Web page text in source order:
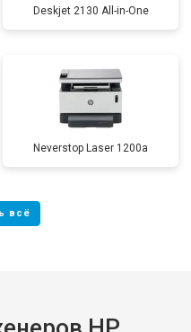
Deskjet 2130 All-in-One
Neverstop Laser 1200a